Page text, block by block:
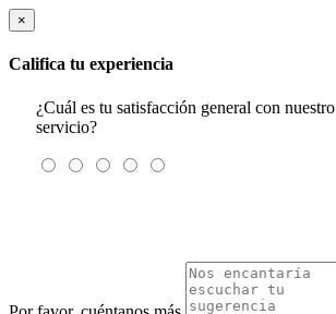
×
Califica tu experiencia
¿Cuál es tu satisfacción general con nuestro
servicio?